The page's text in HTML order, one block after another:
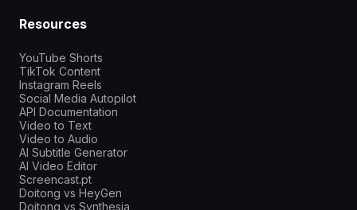
Resources
YouTube Shorts
TikTok Content
Instagram Reels
Social Media Autopilot
API Documentation
Video to Text
Video to Audio
AI Subtitle Generator
AI Video Editor
Screencast.pt
Doitong vs HeyGen
Doitong vs Synthesia